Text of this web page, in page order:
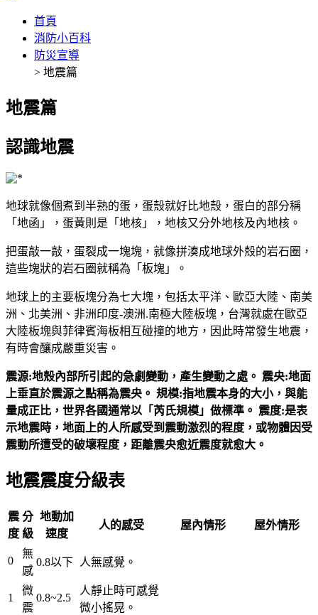
首頁
消防小百科
防災宣導
> 地震篇
地震篇
認識地震
地球就像個煮到半熟的蛋，蛋殼就好比地殼，蛋白的部分稱
「地函」，蛋黃則是「地核」，地核又分外地核及內地核。
把蛋敲一敲，蛋裂成一塊塊，就像拼湊成地球外殼的岩石圈，
這些塊狀的岩石圈就稱為「板塊」。
地球上的主要板塊分為七大塊，包括太平洋、歐亞大陸、南美
洲、北美洲、非洲印度-澳洲.南極大陸板塊，台灣就處在歐亞
大陸板塊與菲律賓海板相互碰撞的地方，因此時常發生地震，
有時會釀成嚴重災害。
震源:地殼內部所引起的急劇變動，產生變動之處。 震央:地面
上垂直於震源之點稱為震央。 規模:指地震本身的大小，與能
量成正比，世界各國通常以「芮氏規模」做標準。 震度:是表
示地震時，地面上的人所感受到震動激烈的程度，或物體因受
震動所遭受的破壞程度，距離震央愈近震度就愈大。
地震震度分級表
震
度
分
級
地動加
速度
人的感受 屋內情形 屋外情形
0
無
感
0.8以下 人無感覺。
1
微
震
0.8~2.5
人靜止時可感覺
微小搖晃。